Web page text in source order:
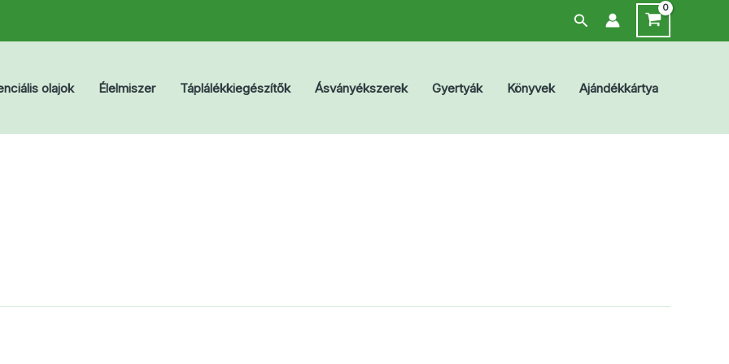
Search
olajok Élelmiszer Táplálékkiegészítők Ásványékszerek Gyertyák Könyvek Ajándékkártya